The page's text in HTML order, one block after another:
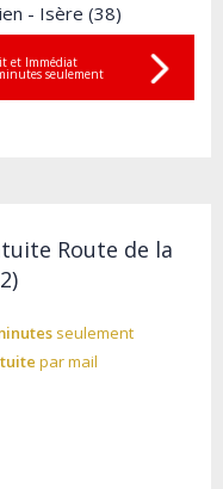
- Isère (38)
et Immédiat
seulement
Route de la
seulement
par mail